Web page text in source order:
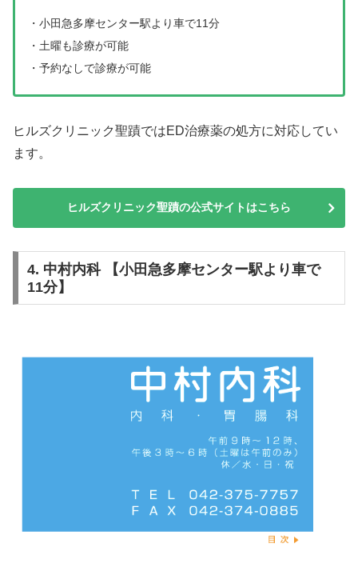
・小田急多摩センター駅より車で11分
・土曜も診療が可能
・予約なしで診療が可能
ヒルズクリニック聖蹟ではED治療薬の処方に対応してい
ます。
ヒルズクリニック聖蹟の公式サイトはこちら
4. 中村内科 【小田急多摩センター駅より車で
11分】